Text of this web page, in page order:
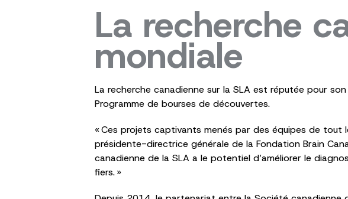
La recherche
mondiale
La recherche canadienne sur la SLA est réputée pour
Programme de bourses de découvertes.
« Ces projets captivants menés par des équipes de
présidente-directrice générale de la Fondation Brain
canadienne de la SLA a le potentiel d’améliorer le
fiers. »